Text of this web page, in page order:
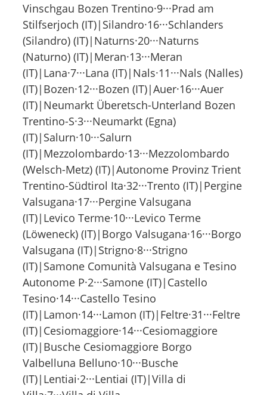
Vinschgau Bozen Trentino·9···Prad am
Stilfserjoch (IT)|Silandro·16···Schlanders
(Silandro) (IT)|Naturns·20···Naturns
(Naturno) (IT)|Meran·13···Meran
(IT)|Lana·7···Lana (IT)|Nals·11···Nals (Nalles)
(IT)|Bozen·12···Bozen (IT)|Auer·16···Auer
(IT)|Neumarkt Überetsch-Unterland Bozen
Trentino-S·3···Neumarkt (Egna)
(IT)|Salurn·10···Salurn
(IT)|Mezzolombardo·13···Mezzolombardo
(Welsch-Metz) (IT)|Autonome Provinz Trient
Trentino-Südtirol Ita·32···Trento (IT)|Pergine
Valsugana·17···Pergine Valsugana
(IT)|Levico Terme·10···Levico Terme
(Löweneck) (IT)|Borgo Valsugana·16···Borgo
Valsugana (IT)|Strigno·8···Strigno
(IT)|Samone Comunità Valsugana e Tesino
Autonome P·2···Samone (IT)|Castello
Tesino·14···Castello Tesino
(IT)|Lamon·14···Lamon (IT)|Feltre·31···Feltre
(IT)|Cesiomaggiore·14···Cesiomaggiore
(IT)|Busche Cesiomaggiore Borgo
Valbelluna Belluno·10···Busche
(IT)|Lentiai·2···Lentiai (IT)|Villa di